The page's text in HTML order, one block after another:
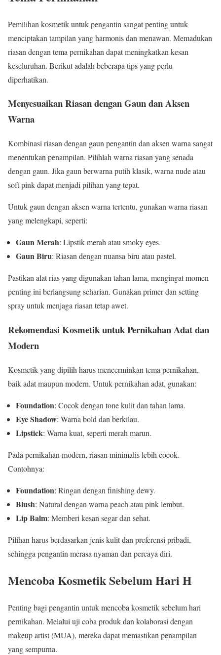
Pemilihan kosmetik untuk pengantin sangat penting untuk
menciptakan tampilan yang harmonis dan menawan. Memadukan
riasan dengan tema pernikahan dapat meningkatkan kesan
keseluruhan. Berikut adalah beberapa tips yang perlu
diperhatikan.
Menyesuaikan Riasan dengan Gaun dan Aksen
Warna
Kombinasi riasan dengan gaun pengantin dan aksen warna sangat
menentukan penampilan. Pilihlah warna riasan yang senada
dengan gaun. Jika gaun berwarna putih klasik, warna nude atau
soft pink dapat menjadi pilihan yang tepat.
Untuk gaun dengan aksen warna tertentu, gunakan warna riasan
yang melengkapi, seperti:
Gaun Merah: Lipstik merah atau smoky eyes.
Gaun Biru: Riasan dengan nuansa biru atau pastel.
Pastikan alat rias yang digunakan tahan lama, mengingat momen
penting ini berlangsung seharian. Gunakan primer dan setting
spray untuk menjaga riasan tetap awet.
Rekomendasi Kosmetik untuk Pernikahan Adat dan
Modern
Kosmetik yang dipilih harus mencerminkan tema pernikahan,
baik adat maupun modern. Untuk pernikahan adat, gunakan:
Foundation: Cocok dengan tone kulit dan tahan lama.
Eye Shadow: Warna bold dan berkilau.
Lipstick: Warna kuat, seperti merah marun.
Pada pernikahan modern, riasan minimalis lebih cocok.
Contohnya:
Foundation: Ringan dengan finishing dewy.
Blush: Natural dengan warna peach atau pink lembut.
Lip Balm: Memberi kesan segar dan sehat.
Pilihan harus berdasarkan jenis kulit dan preferensi pribadi,
sehingga pengantin merasa nyaman dan percaya diri.
Mencoba Kosmetik Sebelum Hari H
Penting bagi pengantin untuk mencoba kosmetik sebelum hari
pernikahan. Melalui uji coba produk dan kolaborasi dengan
makeup artist (MUA), mereka dapat memastikan penampilan
yang sempurna.